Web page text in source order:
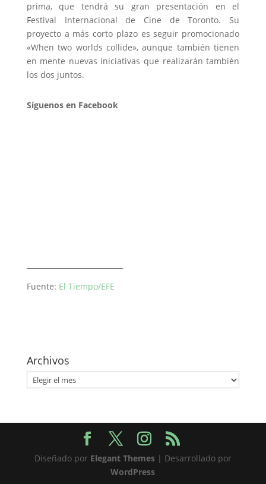
prima, que tendrá su gran presentación en el
Festival Internacional de Cine de Toronto. Su
proyecto a más corto plazo es seguir promocionado
«When two worlds collide», aunque también tienen
en mente nuevas iniciativas que realizarán también
los dos juntos.
Síguenos en Facebook
Fuente: El Tiempo/EFE
Archivos
Archivos
Diseñado por Elegant Themes| Desarrollado por
WordPress